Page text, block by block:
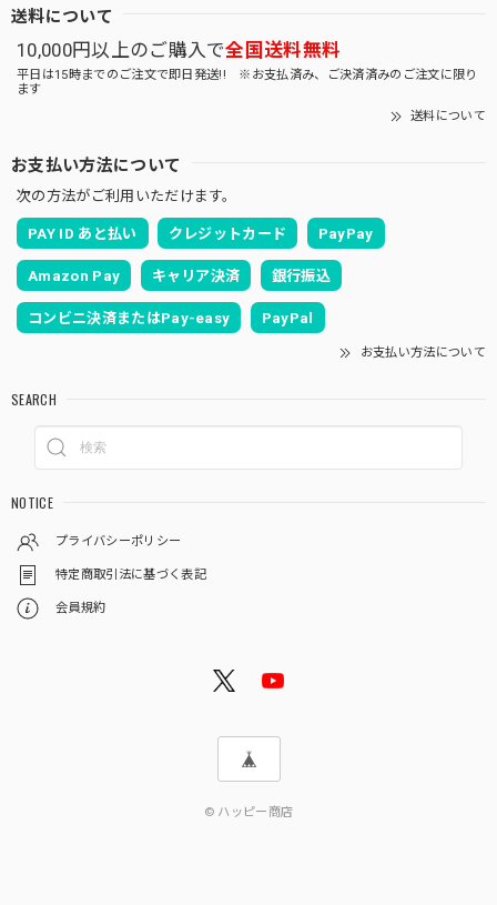
送料について
10,000円以上のご購入で全国送料無料
平日は15時までのご注文で即日発送!! ※お支払済み、ご決済済みのご注文に限り
ます
送料について
お支払い方法について
次の方法がご利用いただけます。
PAY ID あと払い クレジットカード PayPay
Amazon Pay キャリア決済 銀行振込
コンビニ決済またはPay-easy PayPal
お支払い方法について
SEARCH
NOTICE
プライバシーポリシー
特定商取引法に基づく表記
会員規約
© ハッピー商店